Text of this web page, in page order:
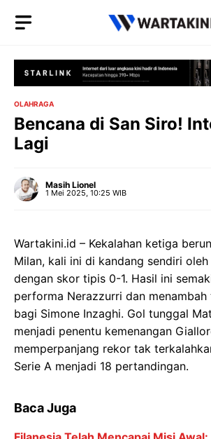
OLAHRAGA
Bencana di San Siro!
Lagi
Masih Lionel
1 Mei 2025, 10:25 WIB
Wartakini.id – Kekalahan ketiga
Milan, kali ini di kandang sendiri oleh
dengan skor tipis 0-1. Hasil ini
performa Nerazzurri dan menambah
bagi Simone Inzaghi. Gol tunggal
menjadi penentu kemenangan
memperpanjang rekor tak
Serie A menjadi 18 pertandingan.
Baca Juga